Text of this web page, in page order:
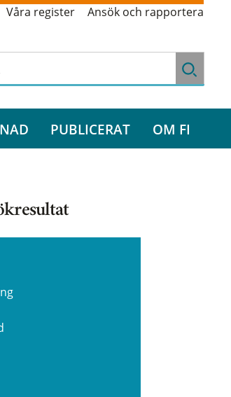
Våra register Ansök och rapportera
PUBLICERAT OM FI